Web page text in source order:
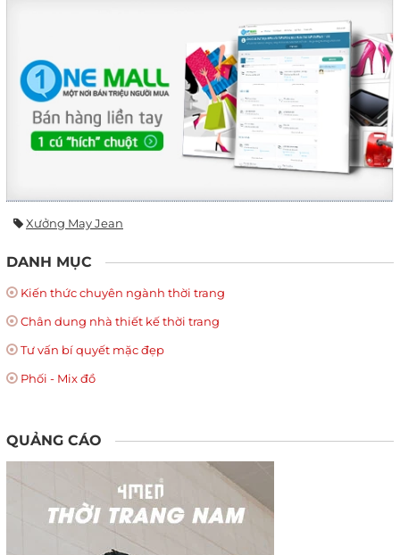
Xưởng May Jean
DANH MỤC
Kiến thức chuyên ngành thời trang
Chân dung nhà thiết kế thời trang
Tư vấn bí quyết mặc đẹp
Phối - Mix đồ
QUẢNG CÁO